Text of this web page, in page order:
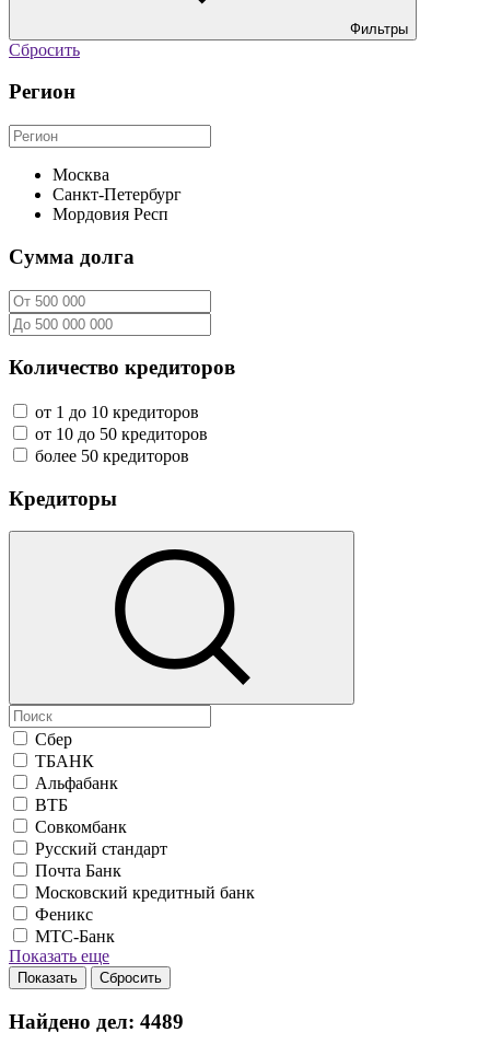
Фильтры
Сбросить
Регион
Москва
Санкт-Петербург
Мордовия Респ
Сумма долга
Количество кредиторов
от 1 до 10 кредиторов
от 10 до 50 кредиторов
более 50 кредиторов
Кредиторы
Сбер
ТБАНК
Альфабанк
ВТБ
Совкомбанк
Русский стандарт
Почта Банк
Московский кредитный банк
Феникс
МТС-Банк
Показать еще
Показать Сбросить
Найдено дел: 4489